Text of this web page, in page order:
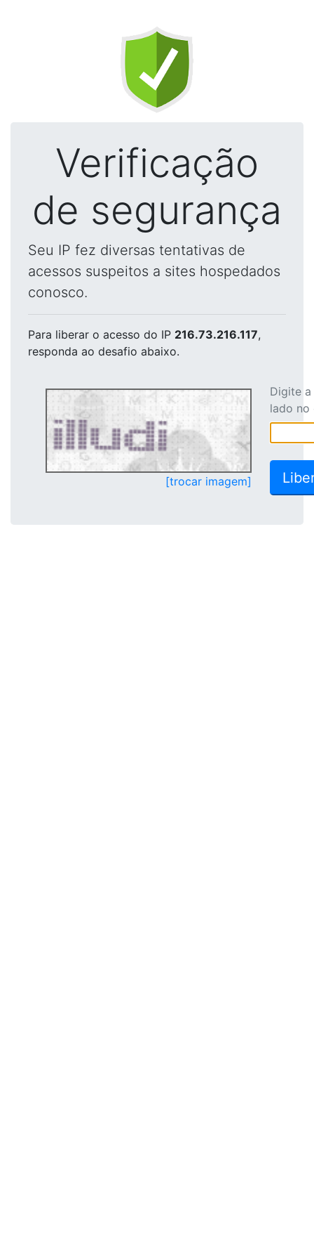
Verificação
de segurança
Seu IP fez diversas tentativas de
acessos suspeitos a sites hospedados
conosco.
Para liberar o acesso do IP 216.73.216.117,
responda ao desafio abaixo.
[trocar imagem]
Digite
lado no